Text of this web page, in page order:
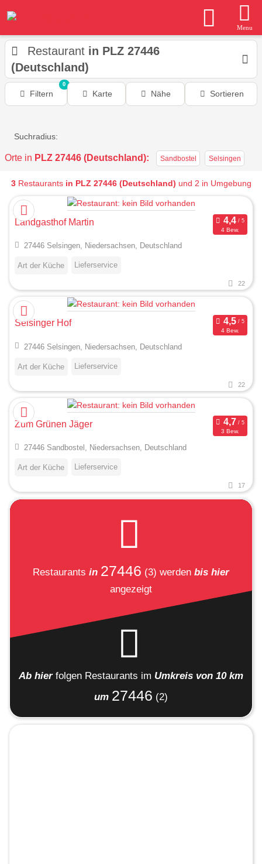
Menu
Restaurant in PLZ 27446
(Deutschland)
Filtern
0
Karte Nähe Sortieren
Suchradius:
Orte in PLZ 27446 (Deutschland): Sandbostel Selsingen
3Restaurants in PLZ 27446 (Deutschland) und 2 in Umgebung
Landgasthof Martin
4 Bew.
27446 Selsingen, Niedersachsen, Deutschland
Art der Küche Lieferservice
22
Selsinger Hof
4 Bew.
27446 Selsingen, Niedersachsen, Deutschland
Art der Küche Lieferservice
22
Zum Grünen Jäger
3 Bew.
27446 Sandbostel, Niedersachsen, Deutschland
Art der Küche Lieferservice
17
Restaurants in 27446 (3) werden bis hier
angezeigt
Ab hier folgen Restaurants im Umkreis von 10 km
um 27446 (2)